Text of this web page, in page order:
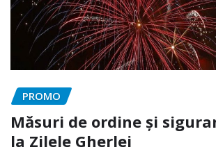
PROMO
Măsuri de ordine și
la Zilele Gherlei